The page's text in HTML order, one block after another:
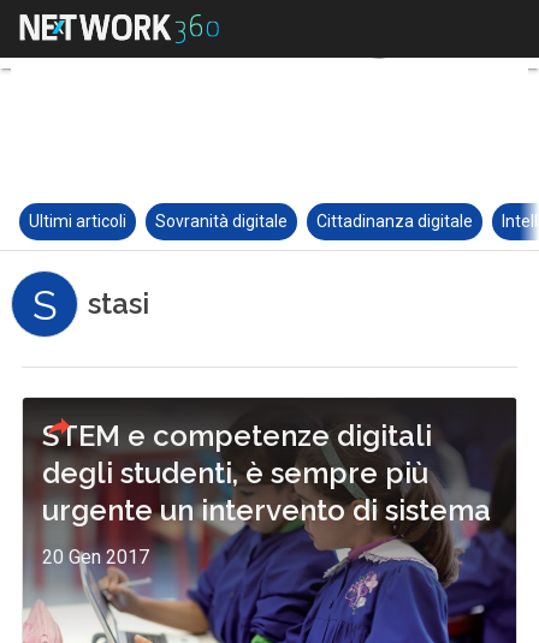
Ultimi articoli Sovranità digitale Cittadinanza digitale
S stasi
STEM e competenze digitali
degli studenti, è sempre più
urgente un intervento di sistema
20 Gen 2017